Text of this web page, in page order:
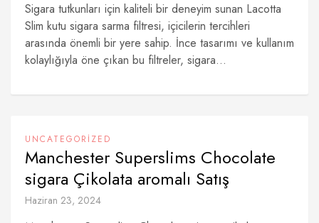
Sigara tutkunları için kaliteli bir deneyim sunan Lacotta
Slim kutu sigara sarma filtresi, içicilerin tercihleri
arasında önemli bir yere sahip. İnce tasarımı ve kullanım
kolaylığıyla öne çıkan bu filtreler, sigara...
UNCATEGORIZED
Manchester Superslims Chocolate
sigara Çikolata aromalı Satış
Haziran 23, 2024